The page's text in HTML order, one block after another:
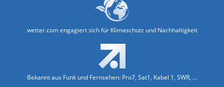
wetter.com engagiert sich für Klimaschutz und Nachhaltigkeit
Bekannt aus Funk und Fernsehen: Pro7, Sat1, Kabel 1, SWR, ...